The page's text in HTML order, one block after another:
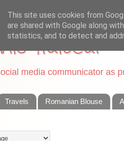
Ralucai
media communicator as
Travels Romanian Blouse
This site uses cookies from
are shared with Google along
statistics, and to detect and